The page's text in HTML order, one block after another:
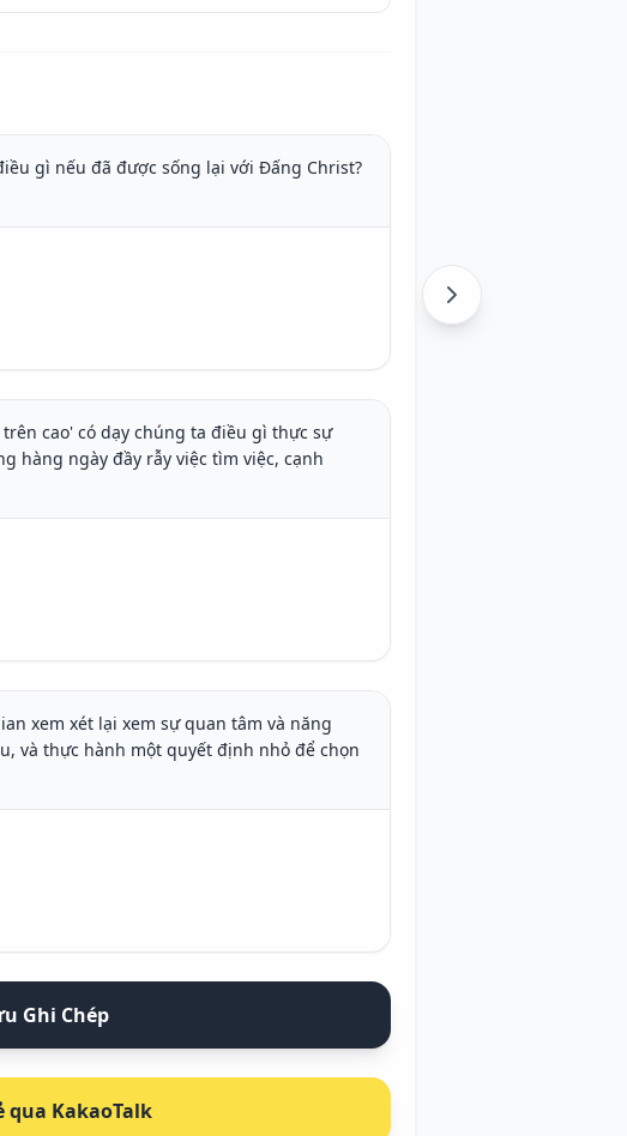
gì nếu đã được sống lại với Đấng Christ?
cao' có dạy chúng ta điều gì thực sự
hàng ngày đầy rẫy việc tìm việc, cạnh
xem xét lại xem sự quan tâm và năng
và thực hành một quyết định nhỏ để chọn
Ghi Chép
qua KakaoTalk